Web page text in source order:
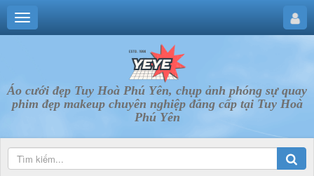
Áo cưới đẹp Tuy Hoà Phú Yên, chụp ảnh phóng sự quay
phim đẹp makeup chuyên nghiệp đẳng cấp tại Tuy Hoà
Phú Yên